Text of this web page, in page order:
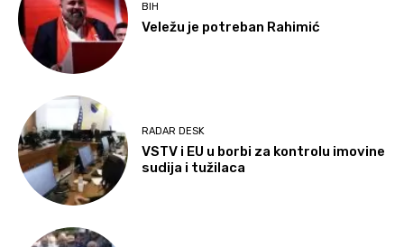
BIH
Veležu je potreban Rahimić
RADAR DESK
VSTV i EU u borbi za kontrolu imovine
sudija i tužilaca